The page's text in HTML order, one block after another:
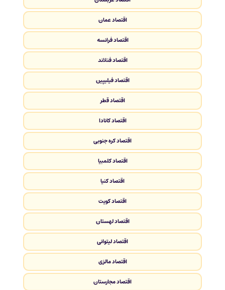
اقتصاد عمان
اقتصاد فرانسه
اقتصاد فنلاند
اقتصاد فیلیپین
اقتصاد قطر
اقتصاد کانادا
اقتصاد کره جنوبی
اقتصاد کلمبیا
اقتصاد کنیا
اقتصاد کویت
اقتصاد لهستان
اقتصاد لیتوانی
اقتصاد مالزی
اقتصاد مجارستان